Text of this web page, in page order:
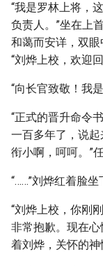
“我是罗林上将，
负责人。”坐在上
和蔼而安详，双眼
“刘烨上校，欢迎
“向长官致敬！我
“正式的晋升命令
一百多年了，说
衔小啊，呵呵。”
“……”刘烨红着脸
“刘烨上校，你刚
非常抱歉。现在
着刘烨，关怀的神